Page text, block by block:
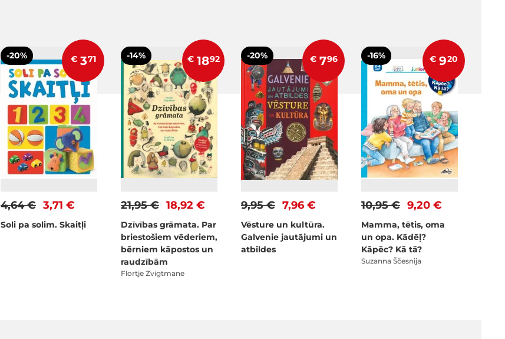
-20% € 371
3,71 €
4,64 €
Soli pa solim. Skaitļi
-14% € 1892
18,92 €
21,95 €
Dzīvības grāmata. Par
briestošiem vēderiem,
bērniem kāpostos un
raudzībām
Flortje Zvigtmane
-20% € 796
7,96 €
9,95 €
Vēsture un kultūra.
Galvenie jautājumi un
atbildes
-16% € 920
9,20 €
10,95 €
Mamma, tētis, oma
un opa. Kādēļ?
Kāpēc? Kā tā?
Suzanna Ščesnija